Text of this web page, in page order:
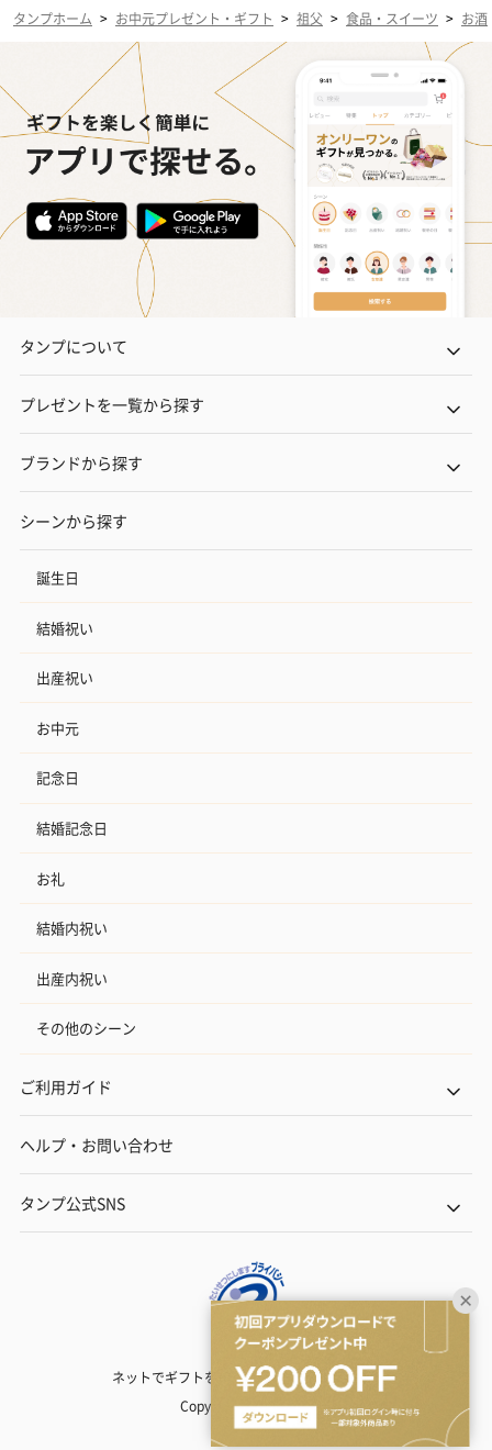
タンプホーム > お中元プレゼント・ギフト > 祖父 > 食品・スイーツ > お酒
タンプについて
プレゼントを一覧から探す
ブランドから探す
シーンから探す
誕生日
結婚祝い
出産祝い
お中元
記念日
結婚記念日
お礼
結婚内祝い
出産内祝い
その他のシーン
ご利用ガイド
ヘルプ・お問い合わせ
タンプ公式SNS
ネットでギフトを贈るなら | TANP（タンプ）
Copyright© TANP Inc.